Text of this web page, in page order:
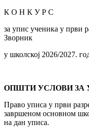
К О Н К У Р С
за упис ученика у први
Зворник
у школској 2026/2027.
ОПШТИ УСЛОВИ ЗА
Право уписа у први
завршеном основном
на дан уписа.